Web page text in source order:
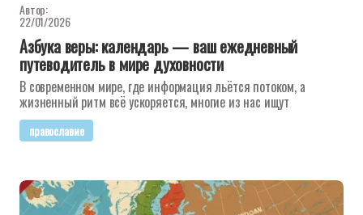
Автор:
22/01/2026
Азбука веры: календарь — ваш ежедневный
путеводитель в мире духовности
В современном мире, где информация льётся потоком, а
жизненный ритм всё ускоряется, многие из нас ищут
православие